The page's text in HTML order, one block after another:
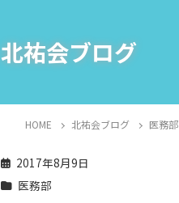
北祐会ブログ
HOME 北祐会ブログ 医務部
2017年8月9日
医務部